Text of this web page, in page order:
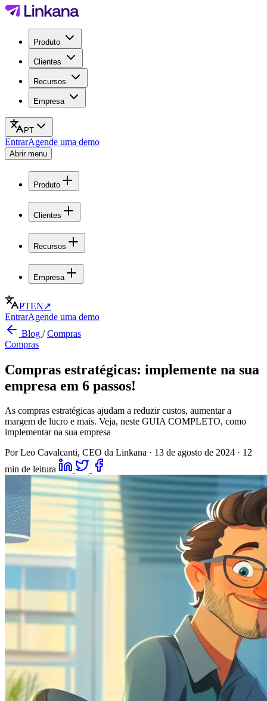
Produto
Clientes
Recursos
Empresa
PT
EntrarAgende uma demo
Abrir menu
Produto
Clientes
Recursos
Empresa
PTEN↗
EntrarAgende uma demo
Blog /Compras
Compras
Compras estratégicas: implemente na sua
empresa em 6 passos!
As compras estratégicas ajudam a reduzir custos, aumentar a
margem de lucro e mais. Veja, neste GUIA COMPLETO, como
implementar na sua empresa
Por Leo Cavalcanti, CEO da Linkana · 13 de agosto de 2024 · 12
min de leitura